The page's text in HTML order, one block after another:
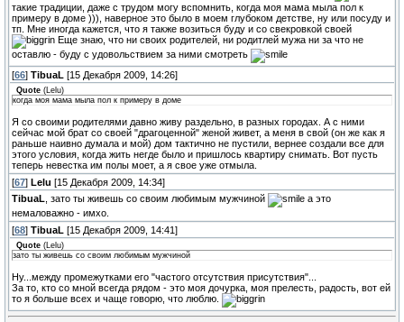
такие традиции, даже с трудом могу вспомнить, когда моя мама мыла пол к
примеру в доме ))), наверное это было в моем глубоком детстве, ну или посуду и
тп. Мне иногда кажется, что я также возиться буду и со свекровкой своей
Еще знаю, что ни своих родителей, ни родитлей мужа ни за что не
оставлю - буду с удовольствием за ними смотреть
[66] TibuaL [15 Декабря 2009, 14:26]
Quote ( Lelu)
когда моя мама мыла пол к примеру в доме
Я со своими родителями давно живу раздельно, в разных городах. А с ними
сейчас мой брат со своей "драгоценной" женой живет, а меня в свой (он же как я
раньше наивно думала и мой) дом тактично не пустили, вернее создали все для
этого условия, когда жить негде было и пришлось квартиру снимать. Вот пусть
теперь невестка им полы моет, а я свое уже отмыла.
[67] Lelu [15 Декабря 2009, 14:34]
TibuaL , зато ты живешь со своим любимым мужчиной
а это
немаловажно - имхо.
[68] TibuaL [15 Декабря 2009, 14:41]
Quote ( Lelu)
зато ты живешь со своим любимым мужчиной
Ну...между промежутками его "частого отсутствия присутствия"...
За то, кто со мной всегда рядом - это моя дочурка, моя прелесть, радость, вот ей
то я больше всех и чаще говорю, что люблю.